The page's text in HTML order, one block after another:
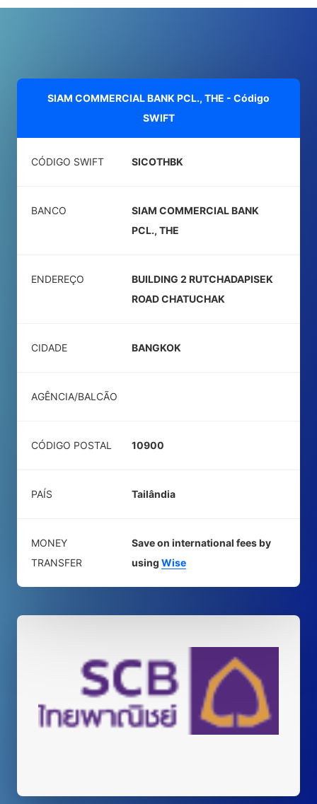
SIAM COMMERCIAL BANK PCL., THE - Código
SWIFT
CÓDIGO SWIFT SICOTHBK
BANCO
SIAM COMMERCIAL BANK
PCL., THE
ENDEREÇO
BUILDING 2 RUTCHADAPISEK
ROAD CHATUCHAK
CIDADE BANGKOK
AGÊNCIA/BALCÃO
CÓDIGO POSTAL 10900
PAÍS Tailândia
MONEY
TRANSFER
Save on international fees by
using Wise